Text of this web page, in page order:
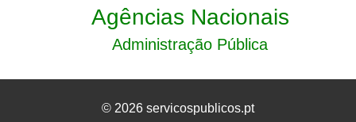
Agências Nacionais
Administração Pública
© 2026 servicospublicos.pt